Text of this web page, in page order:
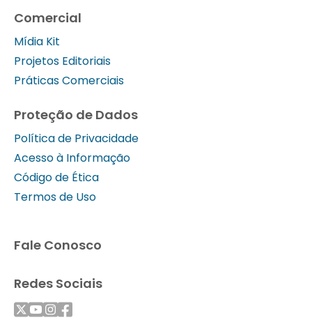
Comercial
Mídia Kit
Projetos Editoriais
Práticas Comerciais
Proteção de Dados
Política de Privacidade
Acesso à Informação
Código de Ética
Termos de Uso
Fale Conosco
Redes Sociais